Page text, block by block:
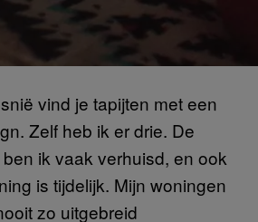
vind je tapijten met een
Zelf heb ik er drie. De
ik vaak verhuisd, en ook
is tijdelijk. Mijn woningen
zo uitgebreid